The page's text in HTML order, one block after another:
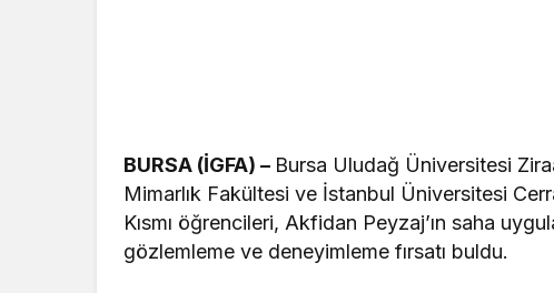
BURSA (İGFA) – Bursa Uludağ Üniversitesi
Mimarlık Fakültesi ve İstanbul Üniversitesi
Kısmı öğrencileri, Akfidan Peyzaj’ın saha
gözlemleme ve deneyimleme fırsatı buldu.